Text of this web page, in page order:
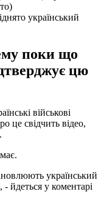
український
поки що
цю
військові
це свідчить відео,
український
йдеться у коментарі